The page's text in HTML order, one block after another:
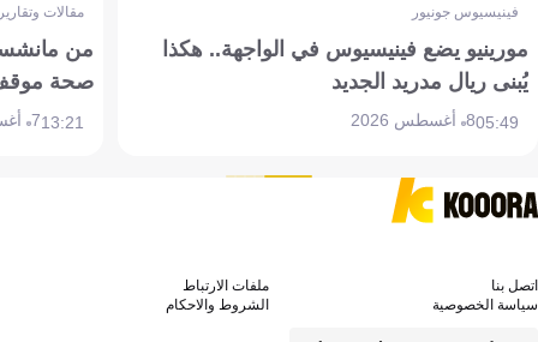
فينيسيوس جونيور
مورينيو يضع فينيسيوس في الواجهة.. هكذا
يُبنى ريال مدريد الجديد
05:498 أغسطس 2026
مقالات
من
صحة موقف
13:217 أغسطس 2026
اتصل بنا
ملفات الارتباط
سياسة الخصوصية
الشروط والاحكام